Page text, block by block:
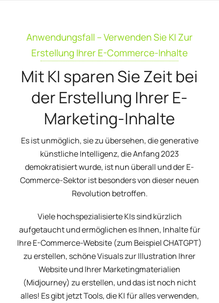
Anwendungsfall – Verwenden Sie KI Zur
Erstellung Ihrer E-Commerce-Inhalte
Mit KI sparen Sie Zeit bei
der Erstellung Ihrer E-
Marketing-Inhalte
Es ist unmöglich, sie zu übersehen, die generative
künstliche Intelligenz, die Anfang 2023
demokratisiert wurde, ist nun überall und der E-
Commerce-Sektor ist besonders von dieser neuen
Revolution betroffen.
Viele hochspezialisierte KIs sind kürzlich
aufgetaucht und ermöglichen es Ihnen, Inhalte für
Ihre E-Commerce-Website (zum Beispiel CHATGPT)
zu erstellen, schöne Visuals zur Illustration Ihrer
Website und Ihrer Marketingmaterialien
(Midjourney) zu erstellen, und das ist noch nicht
alles! Es gibt jetzt Tools, die KI für alles verwenden,